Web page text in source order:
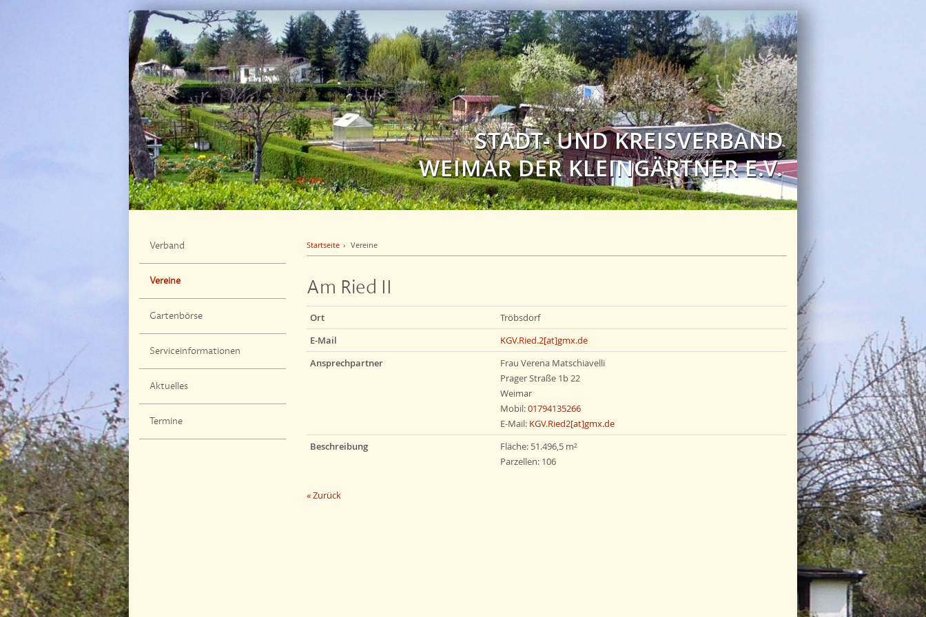
STADT- UND KREISVERBAND
WEIMAR DER KLEINGÄRTNER E.V.
Verband
Vereine
Gartenbörse
Serviceinformationen
Aktuelles
Termine
Startseite Vereine
Am Ried II
Ort
Tröbsdorf
E-Mail
KGV.Ried.2[at]gmx.de
Ansprechpartner
Frau Verena Matschiavelli
Prager Straße 1b 22
Weimar
Mobil:01794135266
E-Mail: KGV.Ried2[at]gmx.de
Beschreibung
Fläche: 51.496,5 m²
Parzellen: 106
« Zurück